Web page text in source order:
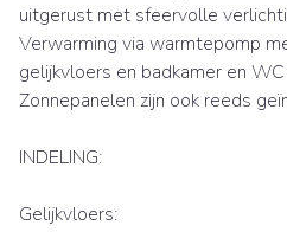
uitgerust met sfeervolle
Verwarming via warmtepomp
gelijkvloers en badkamer en
Zonnepanelen zijn ook reeds
INDELING:
Gelijkvloers: